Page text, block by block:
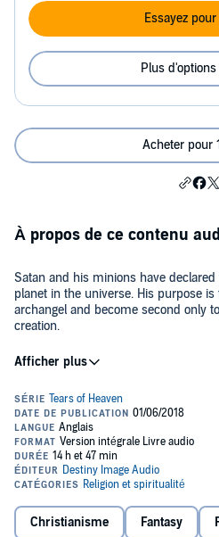
Essayez
Plus
Acheter pour
À propos de ce contenu
Satan and his minions have
planet in the universe. His purpose is
archangel and become second only
creation.
Standing in Satan's way are a
and some angelic rebels in Hell.
Abaddon the Destroyer creates a
evil targeting Earth.
Author of best-selling
from his research to create a realistic
supernatural, and life and death
damnation.
©2009 Kenneth Zeigler (P)2018
Christianisme Fantasy